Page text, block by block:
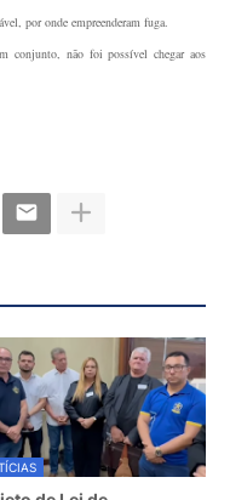
por onde empreenderam fuga.
conjunto, não foi possível chegar aos